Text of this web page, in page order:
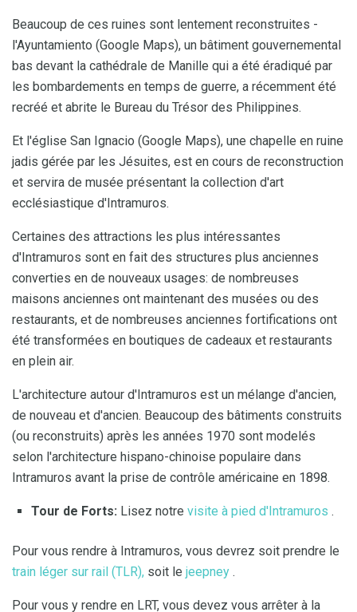
Beaucoup de ces ruines sont lentement reconstruites -
l'Ayuntamiento (Google Maps), un bâtiment gouvernemental
bas devant la cathédrale de Manille qui a été éradiqué par
les bombardements en temps de guerre, a récemment été
recréé et abrite le Bureau du Trésor des Philippines.
Et l'église San Ignacio (Google Maps), une chapelle en ruine
jadis gérée par les Jésuites, est en cours de reconstruction
et servira de musée présentant la collection d'art
ecclésiastique d'Intramuros.
Certaines des attractions les plus intéressantes
d'Intramuros sont en fait des structures plus anciennes
converties en de nouveaux usages: de nombreuses
maisons anciennes ont maintenant des musées ou des
restaurants, et de nombreuses anciennes fortifications ont
été transformées en boutiques de cadeaux et restaurants
en plein air.
L'architecture autour d'Intramuros est un mélange d'ancien,
de nouveau et d'ancien. Beaucoup des bâtiments construits
(ou reconstruits) après les années 1970 sont modelés
selon l'architecture hispano-chinoise populaire dans
Intramuros avant la prise de contrôle américaine en 1898.
Tour de Forts: Lisez notre visite à pied d'Intramuros .
Pour vous rendre à Intramuros, vous devrez soit prendre le
train léger sur rail (TLR), soit le jeepney .
Pour vous y rendre en LRT, vous devez vous arrêter à la